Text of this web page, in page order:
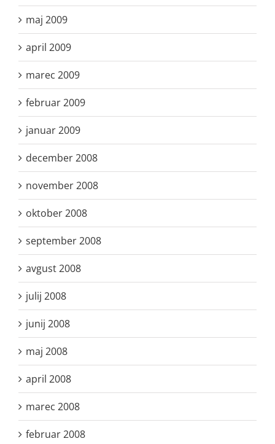
maj 2009
april 2009
marec 2009
februar 2009
januar 2009
december 2008
november 2008
oktober 2008
september 2008
avgust 2008
julij 2008
junij 2008
maj 2008
april 2008
marec 2008
februar 2008